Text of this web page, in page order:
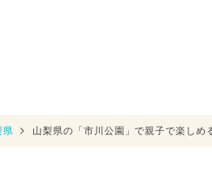
県 山梨県の「市川公園」で親子で楽し